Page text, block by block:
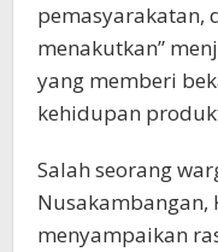
pemasyarakatan,
menakutkan”
yang memberi
kehidupan
Salah seorang
Nusakambangan,
menyampaikan